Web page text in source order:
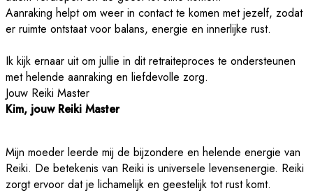
Aanraking helpt om weer in contact te komen met jezelf, zodat
er ruimte ontstaat voor balans, energie en innerlijke rust.
Ik kijk ernaar uit om jullie in dit retraiteproces te ondersteunen
met helende aanraking en liefdevolle zorg.
Jouw Reiki Master
Kim, jouw Reiki Master
Mijn moeder leerde mij de bijzondere en helende energie van
Reiki. De betekenis van Reiki is universele levensenergie. Reiki
zorgt ervoor dat je lichamelijk en geestelijk tot rust komt.